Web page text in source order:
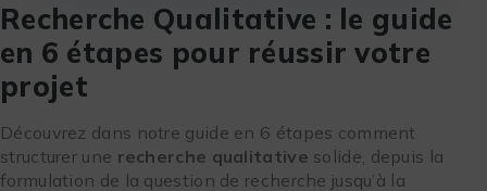
Recherche Qualitative : le guide
en 6 étapes pour réussir votre
projet
Découvrez dans notre guide en 6 étapes comment
structurer une recherche qualitative solide, depuis la
formulation de la question de recherche jusqu’à la